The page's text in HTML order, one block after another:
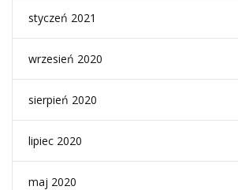
styczeń 2021
wrzesień 2020
sierpień 2020
lipiec 2020
maj 2020